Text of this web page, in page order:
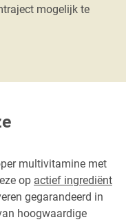
mogelijk te
multivitamine met
op actief ingrediënt
gegarandeerd in
hoogwaardige